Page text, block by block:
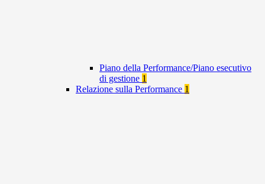
Piano della Performance/Piano esecutivo
di gestione 1
Relazione sulla Performance 1